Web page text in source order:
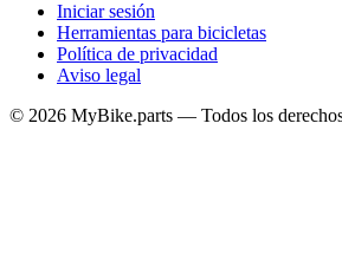
Iniciar sesión
Herramientas para bicicletas
Política de privacidad
Aviso legal
© 2026 MyBike.parts — Todos los